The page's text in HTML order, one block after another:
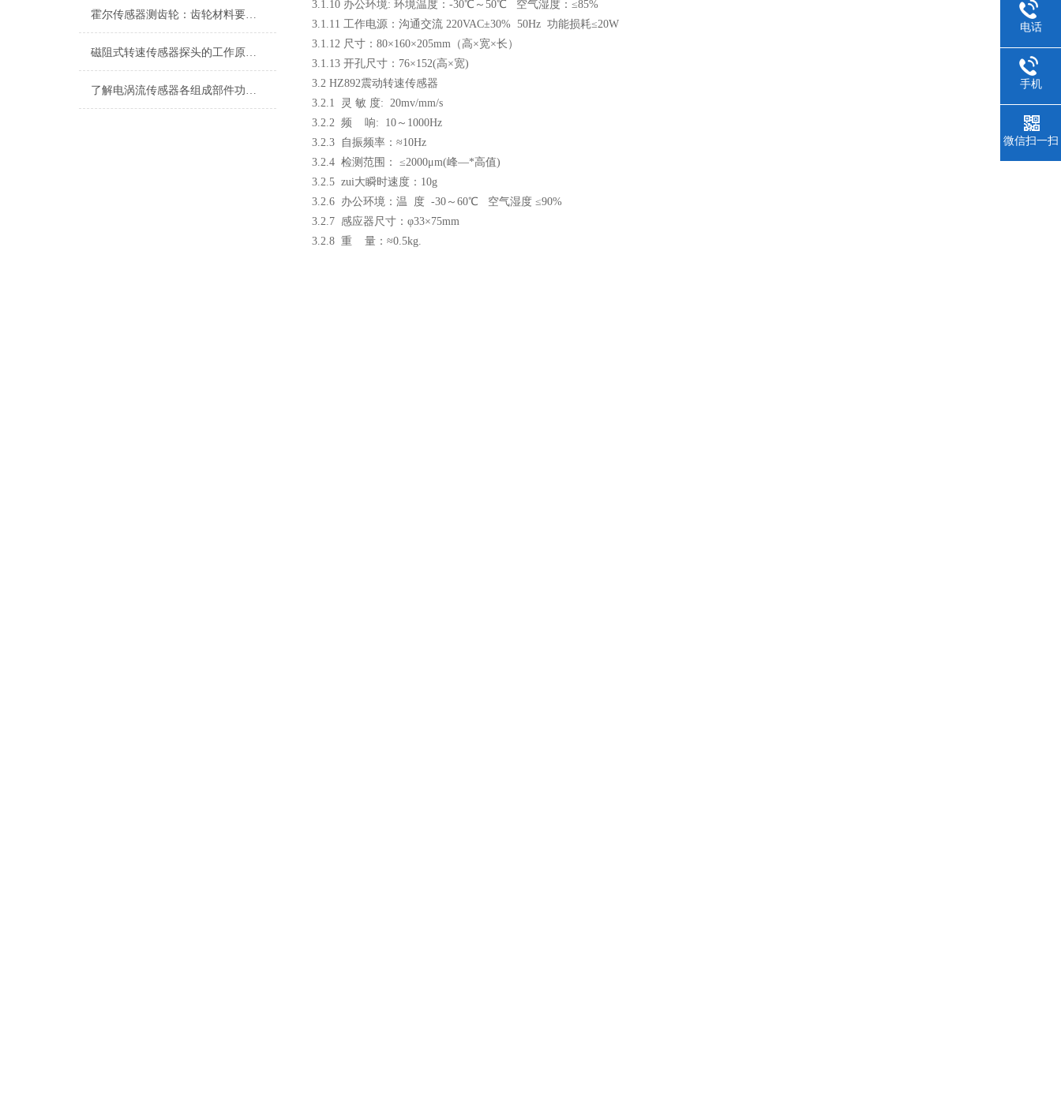
霍尔传感器测齿轮：齿轮材料要求详解
磁阻式转速传感器探头的工作原理及参数
了解电涡流传感器各组成部件功能特点才能更好的使用它
3.1.10 办公环境: 环境温度：-30℃～50℃ 空气湿度：≤85%
3.1.11 工作电源：沟通交流 220VAC±30% 50Hz 功能损耗≤20W
3.1.12 尺寸：80×160×205mm（高×宽×长）
3.1.13 开孔尺寸：76×152(高×宽)
3.2 HZ892震动转速传感器
3.2.1 灵 敏 度: 20mv/mm/s
3.2.2 频 响: 10～1000Hz
3.2.3 自振频率：≈10Hz
3.2.4 检测范围： ≤2000μm(峰—*高值)
3.2.5 zui大瞬时速度：10g
3.2.6 办公环境：温 度 -30～60℃ 空气湿度 ≤90%
3.2.7 感应器尺寸：φ33×75mm
3.2.8 重 量：≈0.5kg.
电话
手机
微信扫一扫